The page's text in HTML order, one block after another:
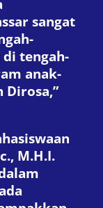
sangat
tengah-
anak-
Dirosa,”
M.H.I.